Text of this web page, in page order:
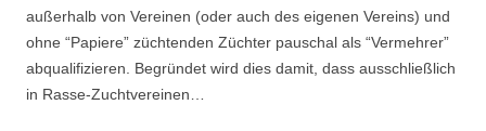
außerhalb von Vereinen (oder auch des eigenen Vereins) und
ohne “Papiere” züchtenden Züchter pauschal als “Vermehrer”
abqualifizieren. Begründet wird dies damit, dass ausschließlich
in Rasse-Zuchtvereinen…